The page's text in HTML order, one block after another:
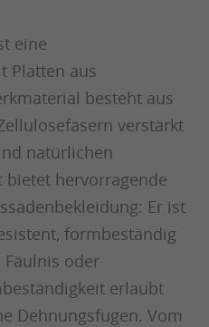
eine
Platten aus
besteht aus
verstärkt
natürlichen
bietet hervorragende
Er ist
formbeständig
oder
erlaubt
Dehnungsfugen. Vom